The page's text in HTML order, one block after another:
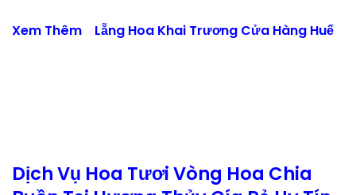
Xem Thêm Lẵng Hoa Khai Trương Cửa Hàng Huế
Dịch Vụ Hoa Tươi Vòng Hoa Chia